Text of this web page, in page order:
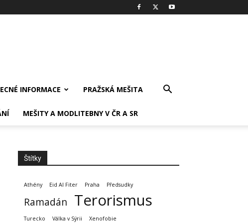
INFORMACE PRAŽSKÁ MEŠITA
MEŠITY A MODLITEBNY V ČR A SR
Štítky
Athény Eid Al Fiter Praha Předsudky
Ramadán Terorismus
Turecko Válka v Sýrii Xenofobie